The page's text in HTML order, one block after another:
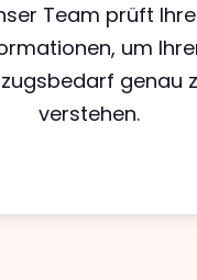
Team prüft Ihre
um
genau
verstehen.